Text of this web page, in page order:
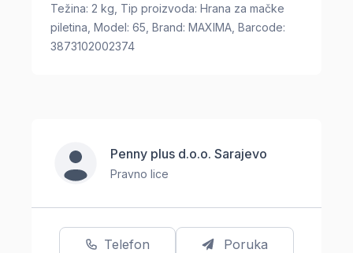
Težina: 2 kg, Tip proizvoda: Hrana za mačke
piletina, Model: 65, Brand: MAXIMA, Barcode:
3873102002374
Penny plus d.o.o. Sarajevo
Pravno lice
Telefon Poruka